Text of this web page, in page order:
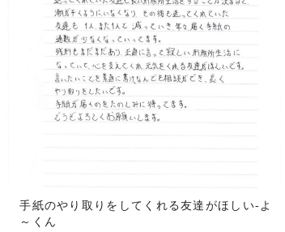
手紙のやり取りをしてくれる友達がほしい-よ
～くん